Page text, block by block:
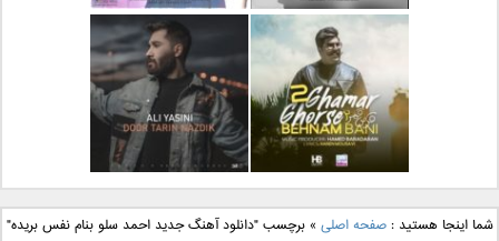
دانلود آهنگ جدید مهدی
یراحی بنام اسرار
دانلود آهنگ جدید فرزاد
فرزین بنام آتیش
دانلود آهنگ جدید بهنام
بانی بنام قرص قمر 2
دانلود آهنگ جدید علی
یاسینی بنام دورترین نزدیک
شما اینجا هستید :صفحه اصلی »برچسب "دانلود آهنگ جدید احمد سلو بنام نفس بریده"